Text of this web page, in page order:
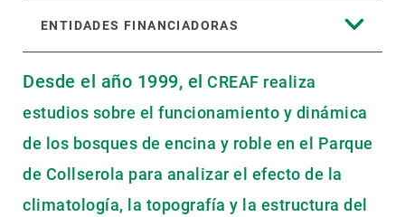
ENTIDADES FINANCIADORAS
Desde el año 1999, el CREAF realiza
estudios sobre el funcionamiento y dinámica
de los bosques de encina y roble en el Parque
de Collserola para analizar el efecto de la
climatología, la topografía y la estructura del